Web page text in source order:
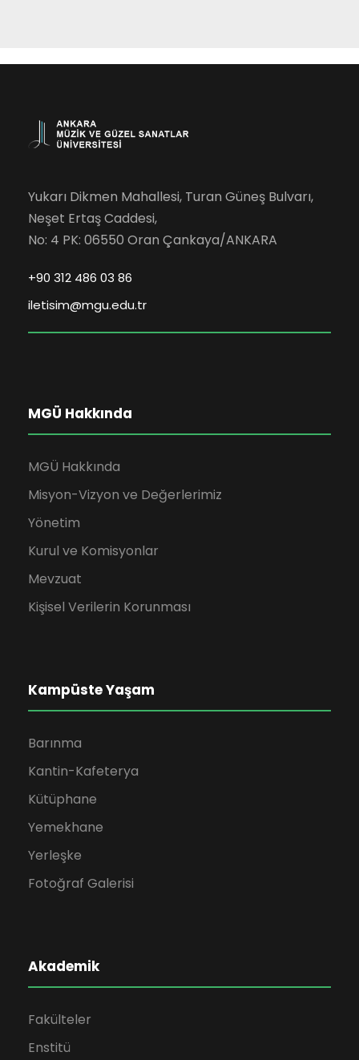
Yukarı Dikmen Mahallesi, Turan Güneş Bulvarı,
Neşet Ertaş Caddesi,
No: 4 PK: 06550 Oran Çankaya/ANKARA
+90 312 486 03 86
iletisim@mgu.edu.tr
MGÜ Hakkında
MGÜ Hakkında
Misyon-Vizyon ve Değerlerimiz
Yönetim
Kurul ve Komisyonlar
Mevzuat
Kişisel Verilerin Korunması
Kampüste Yaşam
Barınma
Kantin-Kafeterya
Kütüphane
Yemekhane
Yerleşke
Fotoğraf Galerisi
Akademik
Fakülteler
Enstitü